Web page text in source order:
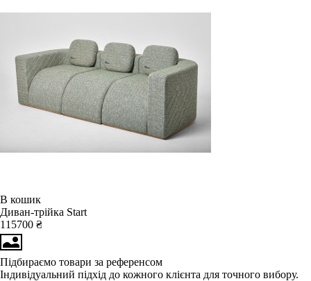
В кошик
Диван-трійка Start
115700 ₴
Підбираємо товари за референсом
Індивідуальний підхід до кожного клієнта для точного вибору.